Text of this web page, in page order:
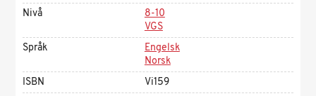
Nivå
8-10
VGS
Språk
Engelsk
Norsk
ISBN
Vi159